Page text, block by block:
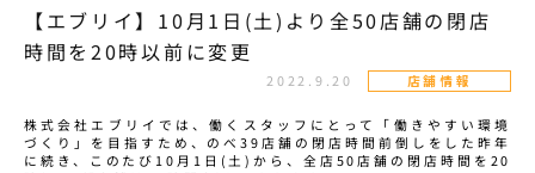
【エブリイ】10月1日(土)より全50店舗の閉店
時間を20時以前に変更
2022.9.20 店舗情報
株式会社エブリイでは、働くスタッフにとって「働きやすい環境
づくり」を目指すため、のべ39店舗の閉店時間前倒しをした昨年
に続き、このたび10月1日(土)から、全店50店舗の閉店時間を20